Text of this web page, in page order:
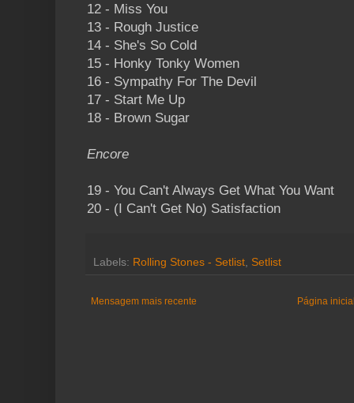
12 - Miss You
13 - Rough Justice
14 - She's So Cold
15 - Honky Tonky Women
16 - Sympathy For The Devil
17 - Start Me Up
18 - Brown Sugar
Encore
19 - You Can't Always Get What You Want
20 - (I Can't Get No) Satisfaction
Labels: Rolling Stones - Setlist, Setlist
Mensagem mais recente Página